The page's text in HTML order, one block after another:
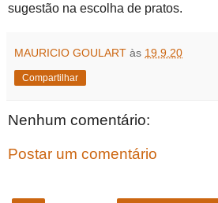
sugestão na escolha de pratos.
MAURICIO GOULART às 19.9.20
Compartilhar
Nenhum comentário:
Postar um comentário